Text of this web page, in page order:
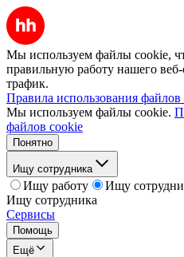
Мы используем файлы cookie,
правильную работу нашего веб-
трафик.
Правила использования файлов
Мы используем файлы cookie.
файлов cookie
Понятно
Ищу сотрудника
Ищу работу
Ищу
Ищу сотрудника
Сервисы
Помощь
Ещё